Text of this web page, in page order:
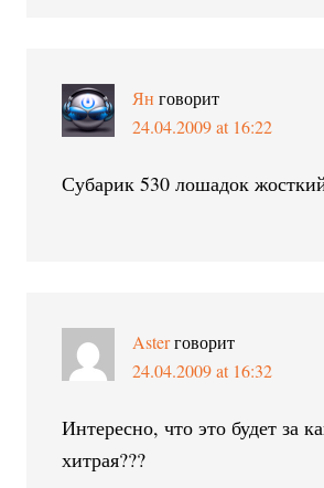
Ян говорит
24.04.2009 at 16:22
Субарик 530 лошадок
Asterговорит
24.04.2009 at 16:32
Интересно, что это будет за
хитрая???